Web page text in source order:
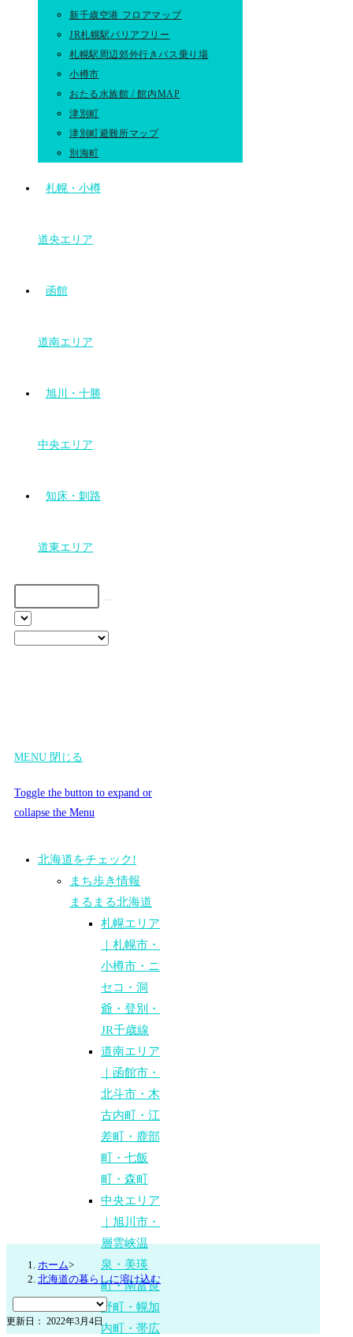
新千歳空港 フロアマップ
JR札幌駅バリアフリー
札幌駅周辺郊外行きバス乗り場
小樽市
おたる水族館 / 館内MAP
津別町
津別町避難所マップ
別海町
札幌・小樽
道央エリア
函館
道南エリア
旭川・十勝
中央エリア
知床・釧路
道東エリア
MENU 閉じる
Toggle the button to expand or
collapse the Menu
北海道をチェック!
まち歩き情報
まるまる北海道
札幌エリア
｜札幌市・
小樽市・ニ
セコ・洞
爺・登別・
JR千歳線
道南エリア
｜函館市・
北斗市・木
古内町・江
差町・鹿部
町・七飯
町・森町
中央エリア
｜旭川市・
層雲峡温
泉・美瑛
町・南富良
野町・幌加
内町・帯広
ホーム>
北海道の暮らしに溶け込む
更新日： 2022年3月4日